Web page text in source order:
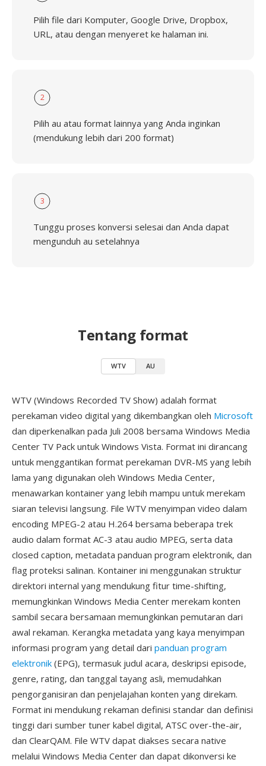
Pilih file dari Komputer, Google Drive, Dropbox,
URL, atau dengan menyeret ke halaman ini.
2
Pilih au atau format lainnya yang Anda inginkan
(mendukung lebih dari 200 format)
3
Tunggu proses konversi selesai dan Anda dapat
mengunduh au setelahnya
Tentang format
WTV AU
WTV (Windows Recorded TV Show) adalah format
perekaman video digital yang dikembangkan oleh Microsoft
dan diperkenalkan pada Juli 2008 bersama Windows Media
Center TV Pack untuk Windows Vista. Format ini dirancang
untuk menggantikan format perekaman DVR-MS yang lebih
lama yang digunakan oleh Windows Media Center,
menawarkan kontainer yang lebih mampu untuk merekam
siaran televisi langsung. File WTV menyimpan video dalam
encoding MPEG-2 atau H.264 bersama beberapa trek
audio dalam format AC-3 atau audio MPEG, serta data
closed caption, metadata panduan program elektronik, dan
flag proteksi salinan. Kontainer ini menggunakan struktur
direktori internal yang mendukung fitur time-shifting,
memungkinkan Windows Media Center merekam konten
sambil secara bersamaan memungkinkan pemutaran dari
awal rekaman. Kerangka metadata yang kaya menyimpan
informasi program yang detail dari panduan program
elektronik (EPG), termasuk judul acara, deskripsi episode,
genre, rating, dan tanggal tayang asli, memudahkan
pengorganisiran dan penjelajahan konten yang direkam.
Format ini mendukung rekaman definisi standar dan definisi
tinggi dari sumber tuner kabel digital, ATSC over-the-air,
dan ClearQAM. File WTV dapat diakses secara native
melalui Windows Media Center dan dapat dikonversi ke